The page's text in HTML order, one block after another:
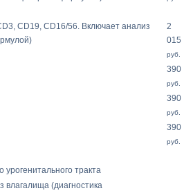
CD19, CD16/56. Включает анализ
2
015
руб.
390
руб.
390
руб.
390
руб.
тракта
влагалища (диагностика